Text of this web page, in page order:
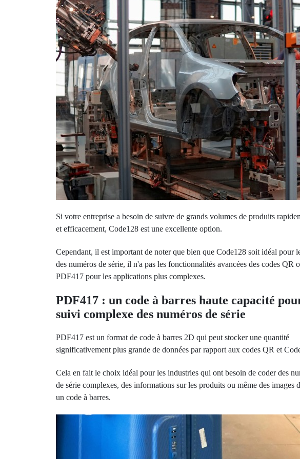
Si votre entreprise a besoin de suivre de grands volumes de produits
et efficacement, Code128 est une excellente option.
Cependant, il est important de noter que bien que Code128 soit idéal pour
des numéros de série, il n'a pas les fonctionnalités avancées des codes QR
PDF417 pour les applications plus complexes.
PDF417 : un code à barres haute capacité
suivi complexe des numéros de série
PDF417 est un format de code à barres 2D qui peut stocker une quantité
significativement plus grande de données par rapport aux codes QR et
Cela en fait le choix idéal pour les industries qui ont besoin de coder des
de série complexes, des informations sur les produits ou même des images
un code à barres.